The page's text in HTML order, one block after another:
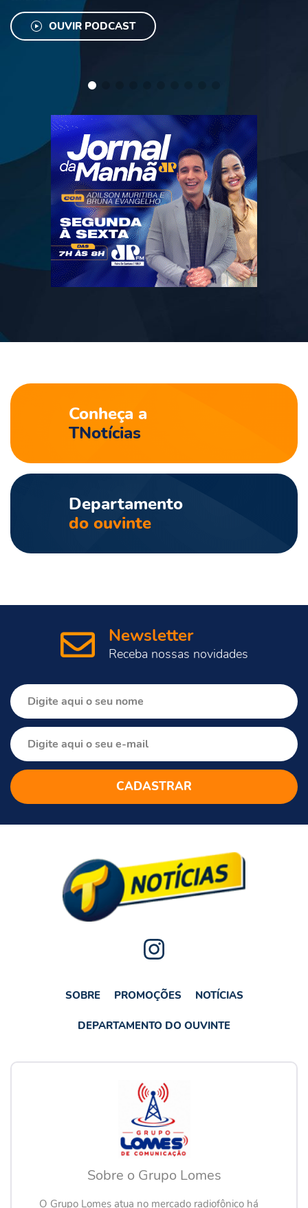
OUVIR PODCAST
Conheça a
TNotícias
Departamento
do ouvinte
Newsletter
Receba nossas novidades
SOBRE PROMOÇÕES NOTÍCIAS
DEPARTAMENTO DO OUVINTE
Sobre o Grupo Lomes
O Grupo Lomes atua no mercado radiofônico há